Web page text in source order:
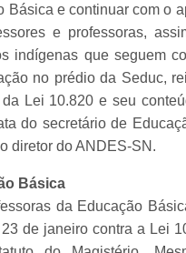
Básica e continuar com o
e professoras,
indígenas que seguem
no prédio da Seduc,
Lei 10.820 e seu
do secretário de
diretor do ANDES-SN.
Básica
da Educação
de janeiro contra a Lei